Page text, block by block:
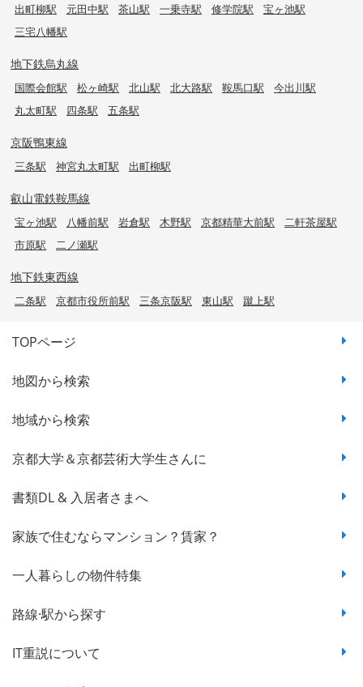
出町柳駅 元田中駅 茶山駅 一乗寺駅 修学院駅
宝ヶ池駅
三宅八幡駅
地下鉄烏丸線
国際会館駅 松ヶ崎駅 北山駅 北大路駅 鞍馬口駅
今出川駅
丸太町駅
四条駅 五条駅
京阪鴨東線
三条駅 神宮丸太町駅 出町柳駅
叡山電鉄鞍馬線
宝ヶ池駅 八幡前駅 岩倉駅 木野駅 京都精華大前駅
二軒茶屋駅
市原駅
二ノ瀬駅
地下鉄東西線
二条駅 京都市役所前駅 三条京阪駅 東山駅 蹴上駅
TOPページ
地図から検索
地域から検索
京都大学＆京都芸術大学生さんに
書類DL & 入居者さまへ
家族で住むならマンション？賃家？
一人暮らしの物件特集
路線·駅から探す
IT重説について